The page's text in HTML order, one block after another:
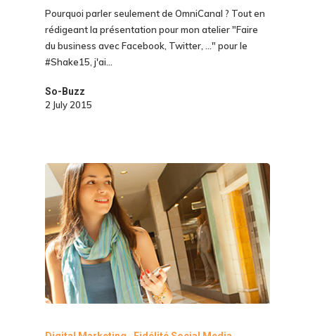
Pourquoi parler seulement de OmniCanal ? Tout en
rédigeant la présentation pour mon atelier "Faire
du business avec Facebook, Twitter, ..." pour le
#Shake15, j'ai…
So-Buzz
2 July 2015